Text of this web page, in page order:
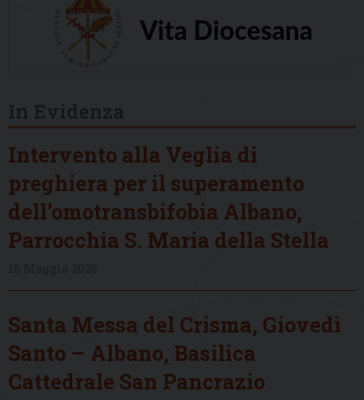
Intervento alla Veglia di
preghiera per il superamento
dell’omotransbifobia Albano,
Parrocchia S. Maria della Stella
Santa Messa del Crisma, Giovedì
Santo – Albano, Basilica
Cattedrale San Pancrazio